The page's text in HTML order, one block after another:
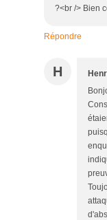
?<br /> Bien
Répondre
H